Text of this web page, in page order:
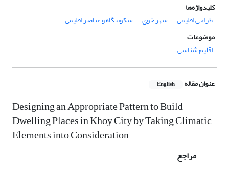
کلیدواژه‌ها
طراحی اقلیمی
شهر خوی
سکونتگاه و عناصر اقلیمی
موضوعات
اقلیم شناسی
عنوان مقاله English
Designing an Appropriate Pattern to Build
Dwelling Places in Khoy City by Taking Climatic
Elements into Consideration
مراجع